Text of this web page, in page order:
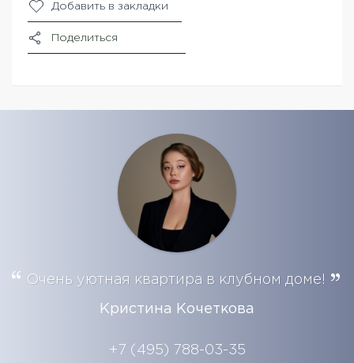
Добавить в закладки
Поделиться
Очень уютная квартира в клубном доме!
Кристина Кочеткова
+7 (495) 788-03-35